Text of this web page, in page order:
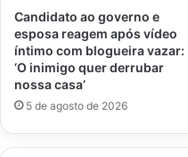
Candidato ao governo e
esposa reagem após vídeo
íntimo com blogueira vazar:
‘O inimigo quer derrubar
nossa casa’
5 de agosto de 2026